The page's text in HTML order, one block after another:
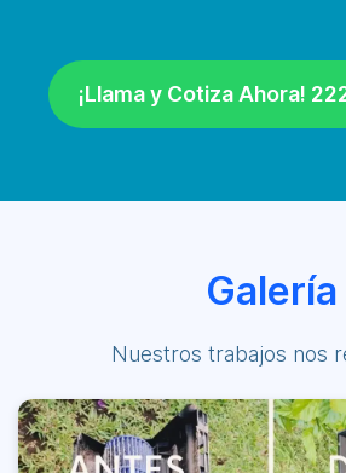
¡Llama y Cotiza Ahora!
Galería
Nuestros trabajos nos